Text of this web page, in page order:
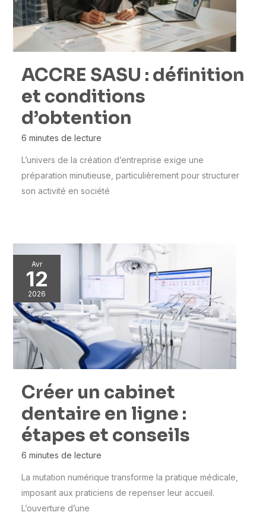
ACCRE SASU : définition
et conditions
d’obtention
6 minutes de lecture
L’univers de la création d’entreprise exige une
préparation minutieuse, particulièrement pour structurer
son activité en société
Avr
12
2026
Créer un cabinet
dentaire en ligne :
étapes et conseils
6 minutes de lecture
La mutation numérique transforme la pratique médicale,
imposant aux praticiens de repenser leur accueil.
L’ouverture d’une